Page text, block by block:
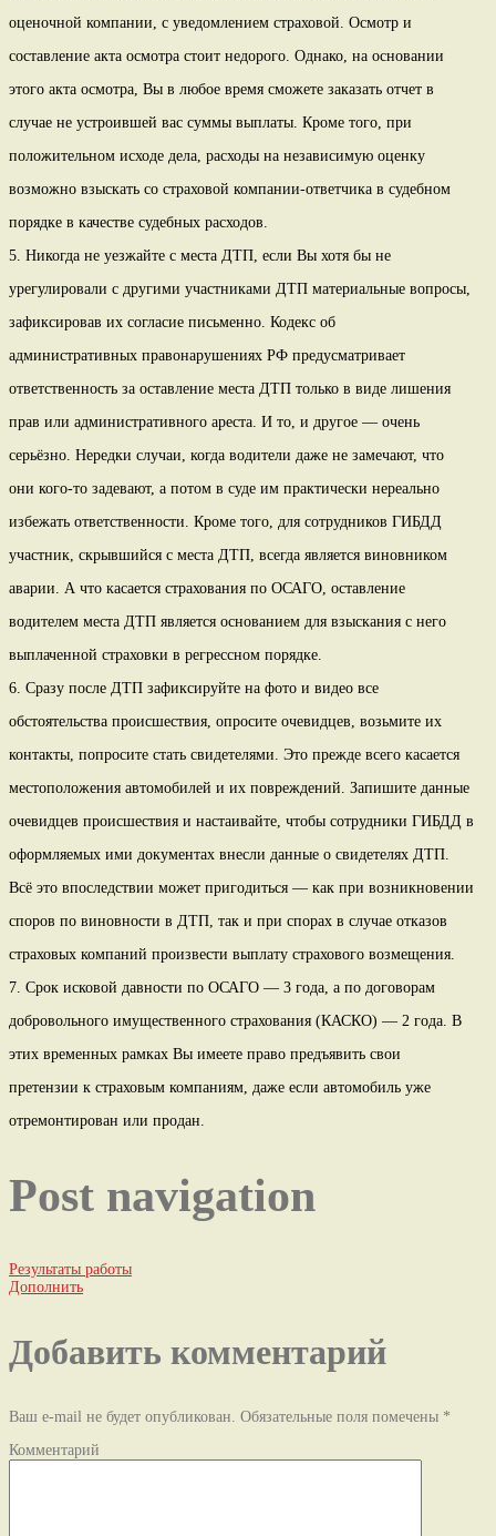
оценочной компании, с уведомлением страховой. Осмотр и
составление акта осмотра стоит недорого. Однако, на основании
этого акта осмотра, Вы в любое время сможете заказать отчет в
случае не устроившей вас суммы выплаты. Кроме того, при
положительном исходе дела, расходы на независимую оценку
возможно взыскать со страховой компании-ответчика в судебном
порядке в качестве судебных расходов.
5. Никогда не уезжайте с места ДТП, если Вы хотя бы не
урегулировали с другими участниками ДТП материальные вопросы,
зафиксировав их согласие письменно. Кодекс об
административных правонарушениях РФ предусматривает
ответственность за оставление места ДТП только в виде лишения
прав или административного ареста. И то, и другое — очень
серьёзно. Нередки случаи, когда водители даже не замечают, что
они кого-то задевают, а потом в суде им практически нереально
избежать ответственности. Кроме того, для сотрудников ГИБДД
участник, скрывшийся с места ДТП, всегда является виновником
аварии. А что касается страхования по ОСАГО, оставление
водителем места ДТП является основанием для взыскания с него
выплаченной страховки в регрессном порядке.
6. Сразу после ДТП зафиксируйте на фото и видео все
обстоятельства происшествия, опросите очевидцев, возьмите их
контакты, попросите стать свидетелями. Это прежде всего касается
местоположения автомобилей и их повреждений. Запишите данные
очевидцев происшествия и настаивайте, чтобы сотрудники ГИБДД в
оформляемых ими документах внесли данные о свидетелях ДТП.
Всё это впоследствии может пригодиться — как при возникновении
споров по виновности в ДТП, так и при спорах в случае отказов
страховых компаний произвести выплату страхового возмещения.
7. Срок исковой давности по ОСАГО — 3 года, а по договорам
добровольного имущественного страхования (КАСКО) — 2 года. В
этих временных рамках Вы имеете право предъявить свои
претензии к страховым компаниям, даже если автомобиль уже
отремонтирован или продан.
Post navigation
Результаты работы
Дополнить
Добавить комментарий
Ваш e-mail не будет опубликован. Обязательные поля помечены *
Комментарий